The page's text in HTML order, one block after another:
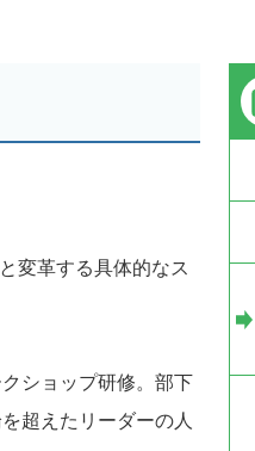
変革する具体的なス
ショップ研修。部下
超えたリーダーの人